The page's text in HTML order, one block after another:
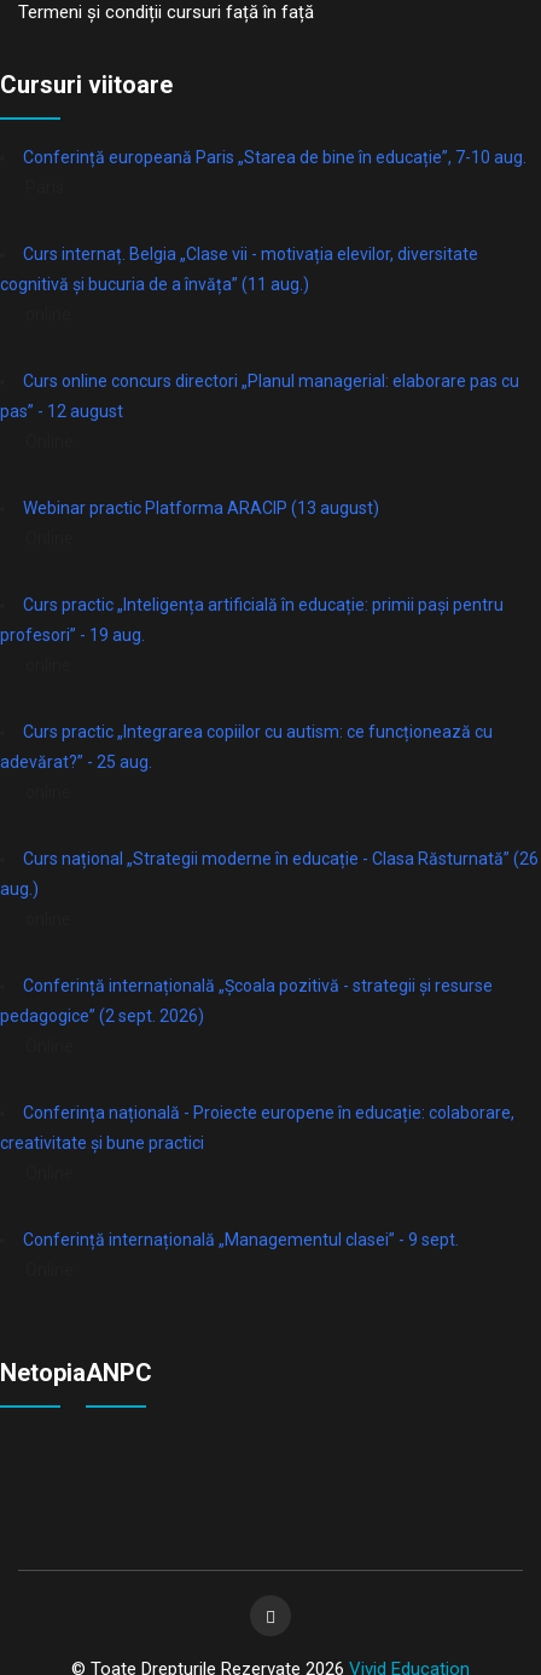
Termeni și condiții cursuri față în față
Cursuri viitoare
Conferință europeană Paris „Starea de bine în educație”, 7-10 aug.
Curs internaț. Belgia „Clase vii - motivația elevilor, diversitate
cognitivă și bucuria de a învăța” (11 aug.)
Curs online concurs directori „Planul managerial: elaborare pas cu
pas” - 12 august
Webinar practic Platforma ARACIP (13 august)
Curs practic „Inteligența artificială în educație: primii pași pentru
profesori” - 19 aug.
Curs practic „Integrarea copiilor cu autism: ce funcționează cu
adevărat?” - 25 aug.
Curs național „Strategii moderne în educație - Clasa Răsturnată” (26
aug.)
Conferință internațională „Școala pozitivă - strategii și resurse
pedagogice” (2 sept. 2026)
Conferința națională - Proiecte europene în educație: colaborare,
creativitate și bune practici
Conferință internațională „Managementul clasei” - 9 sept.
NetopiaANPC
© Toate Drepturile Rezervate 2026 Vivid Education